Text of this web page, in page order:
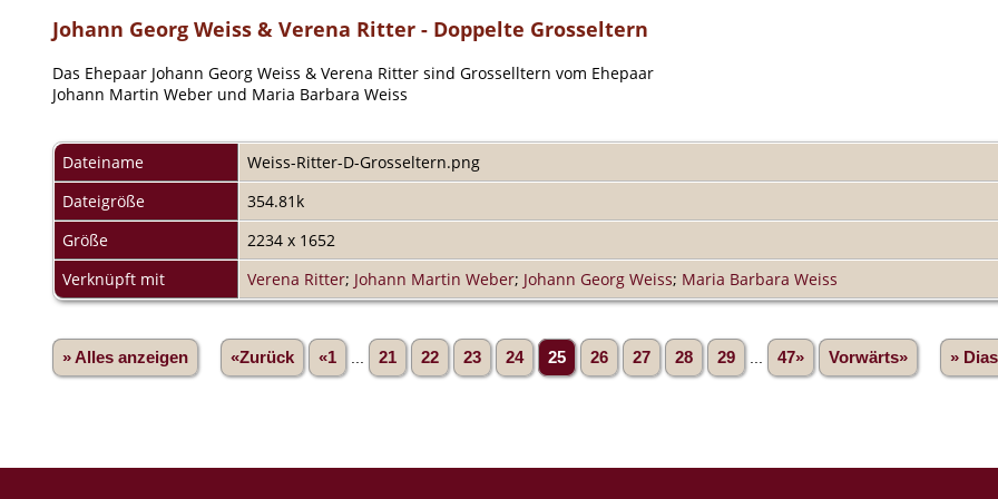
Johann Georg Weiss & Verena Ritter - Doppelte Grosseltern
Das Ehepaar Johann Georg Weiss & Verena Ritter sind Grosselltern vom Ehepaar
Johann Martin Weber und Maria Barbara Weiss
Dateiname
Weiss-Ritter-D-Grosseltern.png
Dateigröße
354.81k
Größe
2234 x 1652
Verknüpft mit
Verena Ritter; Johann Martin Weber; Johann Georg Weiss; Maria Barbara Weiss
» Alles anzeigen «Zurück «1 21 22 23 24 25 26 27 28 29 47» Vorwärts» »